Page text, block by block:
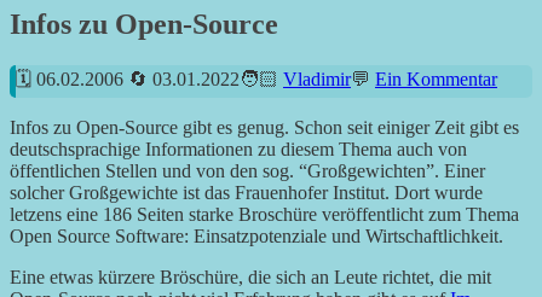
Infos zu Open-Source
06.02.2006 03.01.2022 Vladimir Ein Kommentar
Infos zu Open-Source gibt es genug. Schon seit einiger Zeit gibt es
deutschsprachige Informationen zu diesem Thema auch von
öffentlichen Stellen und von den sog. “Großgewichten”. Einer
solcher Großgewichte ist das Frauenhofer Institut. Dort wurde
letzens eine 186 Seiten starke Broschüre veröffentlicht zum Thema
Open Source Software: Einsatzpotenziale und Wirtschaftlichkeit.
Eine etwas kürzere Bröschüre, die sich an Leute richtet, die mit